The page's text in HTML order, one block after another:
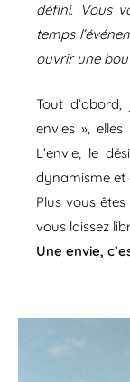
défini. Vous
temps
ouvrir une
Tout
envies »,
L’envie, le
dynamisme et
Plus vous
vous laissez
Une envie,